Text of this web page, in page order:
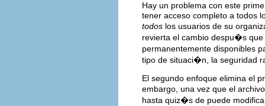
Hay un problema con este
tener acceso completo a todos
todos los usuarios de su
revierta el cambio despu�s
permanentemente disponibles
tipo de situaci�n, la seguridad
El segundo enfoque elimina el
embargo, una vez que el
hasta quiz�s de puede